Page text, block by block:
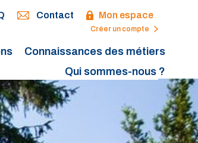
Contact Mon espace
Créer un compte
Connaissances des métiers
Qui sommes-nous ?